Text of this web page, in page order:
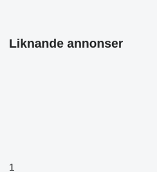
Liknande annonser
1